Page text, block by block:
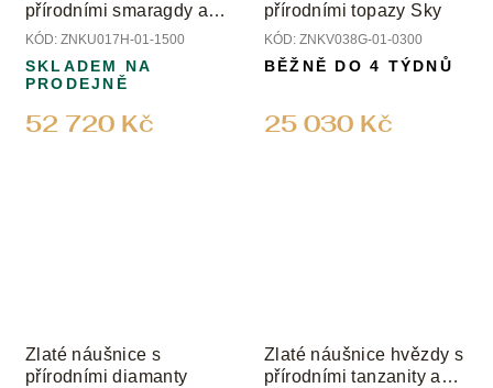
přírodními smaragdy a
diamanty
KÓD: ZNKU017H-01-1500
52 720 Kč
SKLADEM NA
PRODEJNĚ
přírodními topazy Sky
KÓD: ZNKV038G-01-0300
25 030 Kč
BĚŽNĚ DO 4 TÝDNŮ
Zlaté náušnice s
přírodními diamanty
Zlaté náušnice hvězdy s
přírodními tanzanity a